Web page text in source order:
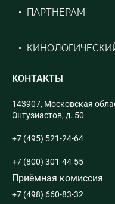
ПАРТНЕРАМ
КОНТАКТЫ
143907, Московская
Энтузиастов, д. 50
+7 (495) 521-24-64
+7 (800) 301-44-55
Приёмная комиссия
+7 (498) 660-83-32